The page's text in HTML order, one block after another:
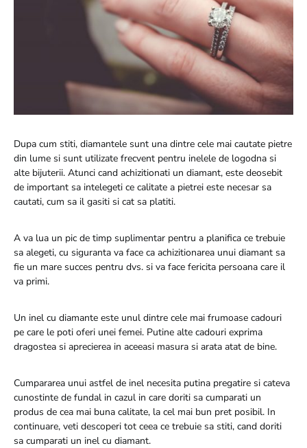
Dupa cum stiti, diamantele sunt una dintre cele mai cautate pietre
din lume si sunt utilizate frecvent pentru inelele de logodna si
alte bijuterii. Atunci cand achizitionati un diamant, este deosebit
de important sa intelegeti ce calitate a pietrei este necesar sa
cautati, cum sa il gasiti si cat sa platiti.
A va lua un pic de timp suplimentar pentru a planifica ce trebuie
sa alegeti, cu siguranta va face ca achizitionarea unui diamant sa
fie un mare succes pentru dvs. si va face fericita persoana care il
va primi.
Un inel cu diamante este unul dintre cele mai frumoase cadouri
pe care le poti oferi unei femei. Putine alte cadouri exprima
dragostea si aprecierea in aceeasi masura si arata atat de bine.
Cumpararea unui astfel de inel necesita putina pregatire si cateva
cunostinte de fundal in cazul in care doriti sa cumparati un
produs de cea mai buna calitate, la cel mai bun pret posibil. In
continuare, veti descoperi tot ceea ce trebuie sa stiti, cand doriti
sa cumparati un inel cu diamant.